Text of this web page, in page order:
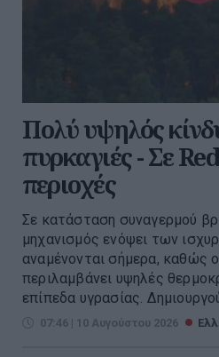
Πολύ υψηλός
πυρκαγιές - Σε
περιοχές
Σε κατάσταση συναγερμού
μηχανισμός ενόψει των
αναμένονται σήμερα, καθώς
περιλαμβάνει υψηλές
επίπεδα υγρασίας.
07:46 | 10 Αυγούστου 2026